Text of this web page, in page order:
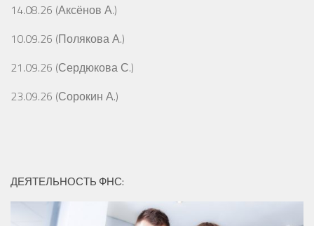
14.08.26 (Аксёнов А.)
10.09.26 (Полякова А.)
21.09.26 (Сердюкова С.)
23.09.26 (Сорокин А.)
ДЕЯТЕЛЬНОСТЬ ФНС: